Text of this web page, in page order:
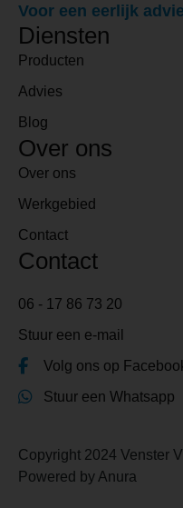
Voor een eerlijk
Diensten
Producten
Advies
Blog
Over ons
Over ons
Werkgebied
Contact
Contact
06 - 17 86 73 20
Stuur een e-mail
Volg ons op
Stuur een Whatsapp
Copyright 2024 Venster
Powered by Anura